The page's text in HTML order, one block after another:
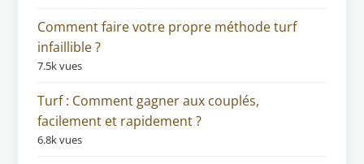
Comment faire votre propre méthode turf
infaillible ?
7.5k vues
Turf : Comment gagner aux couplés,
facilement et rapidement ?
6.8k vues